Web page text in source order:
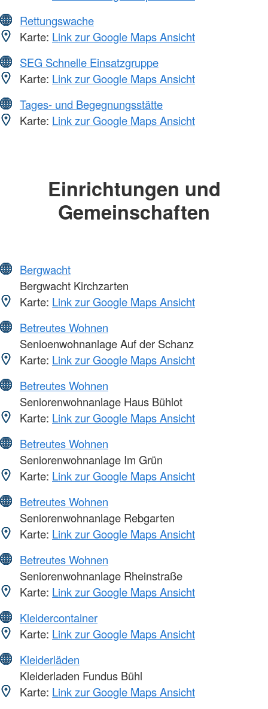
Rettungswache
Karte: Link zur Google Maps Ansicht
SEG Schnelle Einsatzgruppe
Karte: Link zur Google Maps Ansicht
Tages- und Begegnungsstätte
Karte: Link zur Google Maps Ansicht
Einrichtungen und
Gemeinschaften
Bergwacht
Bergwacht Kirchzarten
Karte: Link zur Google Maps Ansicht
Betreutes Wohnen
Senioenwohnanlage Auf der Schanz
Karte: Link zur Google Maps Ansicht
Betreutes Wohnen
Seniorenwohnanlage Haus Bühlot
Karte: Link zur Google Maps Ansicht
Betreutes Wohnen
Seniorenwohnanlage Im Grün
Karte: Link zur Google Maps Ansicht
Betreutes Wohnen
Seniorenwohnanlage Rebgarten
Karte: Link zur Google Maps Ansicht
Betreutes Wohnen
Seniorenwohnanlage Rheinstraße
Karte: Link zur Google Maps Ansicht
Kleidercontainer
Karte: Link zur Google Maps Ansicht
Kleiderläden
Kleiderladen Fundus Bühl
Karte: Link zur Google Maps Ansicht